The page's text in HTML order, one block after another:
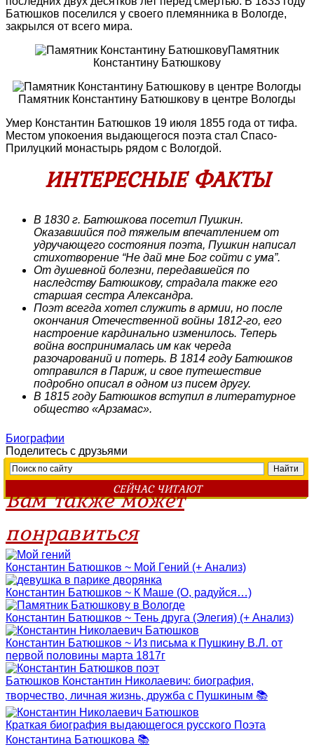
Батюшков поселился у своего племянника в Вологде,
закрылся от всего мира.
Памятник
Константину Батюшкову
Памятник Константину Батюшкову в центре Вологды
Умер Константин Батюшков 19 июля 1855 года от тифа.
Местом упокоения выдающегося поэта стал Спасо-
Прилуцкий монастырь рядом с Вологдой.
ИНТЕРЕСНЫЕ ФАКТЫ
В 1830 г. Батюшкова посетил Пушкин.
Оказавшийся под тяжелым впечатлением от
удручающего состояния поэта, Пушкин написал
стихотворение “Не дай мне Бог сойти с ума”.
От душевной болезни, передавшейся по
наследству Батюшкову, страдала также его
старшая сестра Александра.
Поэт всегда хотел служить в армии, но после
окончания Отечественной войны 1812-го, его
настроение кардинально изменилось. Теперь
война воспринималась им как череда
разочарований и потерь. В 1814 году Батюшков
отправился в Париж, и свое путешествие
подробно описал в одном из писем другу.
В 1815 году Батюшков вступил в литературное
общество «Арзамас».
Биографии
Поделитесь с друзьями
СЕЙЧАС ЧИТАЮТ
Вам также может
понравиться
Константин Батюшков ~ Мой Гений (+ Анализ)
Константин Батюшков ~ К Маше (О, радуйся…)
Константин Батюшков ~ Тень друга (Элегия) (+ Анализ)
Константин Батюшков ~ Из письма к Пушкину В.Л. от
первой половины марта 1817г
Батюшков Константин Николаевич: биография,
творчество, личная жизнь, дружба с Пушкиным 📚
Краткая биография выдающегося русского Поэта
Константина Батюшкова 📚